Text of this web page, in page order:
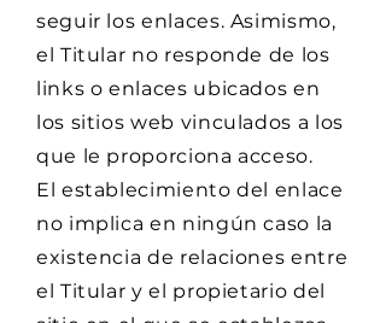
seguir los enlaces. Asimismo,
el Titular no responde de los
links o enlaces ubicados en
los sitios web vinculados a los
que le proporciona acceso.
El establecimiento del enlace
no implica en ningún caso la
existencia de relaciones entre
el Titular y el propietario del